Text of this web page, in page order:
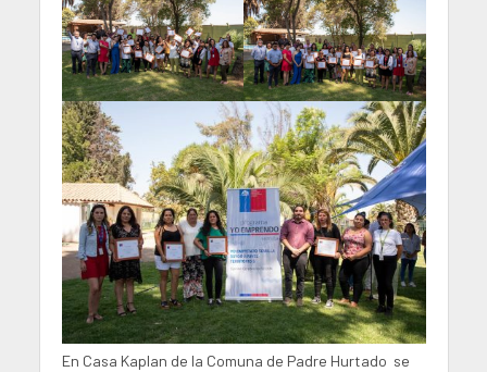
En Casa Kaplan de la Comuna de Padre Hurtado se